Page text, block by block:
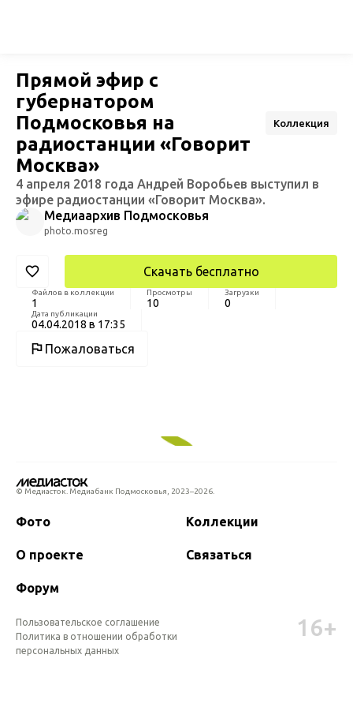
Прямой эфир с
губернатором
Подмосковья на
радиостанции «Говорит
Москва»
Коллекция
4 апреля 2018 года Андрей Воробьев выступил в
эфире радиостанции «Говорит Москва».
Медиаархив Подмосковья
photo.mosreg
Скачать бесплатно
Файлов в коллекции
1
Просмотры
10
Загрузки
0
Дата публикации
04.04.2018 в 17:35
Пожаловаться
© Медиасток. Медиабанк Подмосковья, 2023–2026.
Фото Коллекции
О проекте Связаться
Форум
Пользовательское соглашение
Политика в отношении обработки
персональных данных
16+